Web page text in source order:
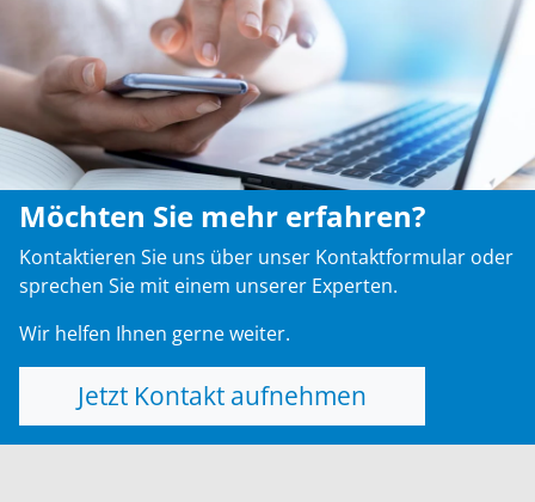
Möchten Sie mehr erfahren?
Kontaktieren Sie uns über unser Kontaktformular oder
sprechen Sie mit einem unserer Experten.
Wir helfen Ihnen gerne weiter.
Jetzt Kontakt aufnehmen